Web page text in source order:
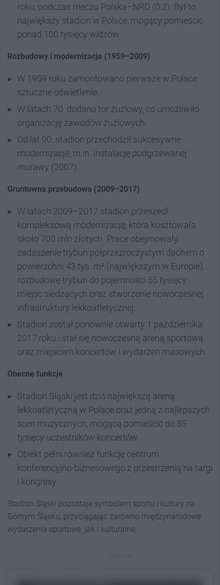
roku, podczas meczu Polska–NRD (0:2). Był to
największy stadion w Polsce, mogący pomieścić
ponad 100 tysięcy widzów.
Rozbudowy i modernizacje (1959–2009)
W 1959 roku zamontowano pierwsze w Polsce
sztuczne oświetlenie.
W latach 70. dodano tor żużlowy, co umożliwiło
organizację zawodów żużlowych.
Od lat 90. stadion przechodził sukcesywne
modernizacje, m.in. instalację podgrzewanej
murawy (2007).
Gruntowna przebudowa (2009–2017)
W latach 2009–2017 stadion przeszedł
kompleksową modernizację, która kosztowała
około 700 mln złotych. Prace obejmowały:
zadaszenie trybun półprzezroczystym dachem o
powierzchni 43 tys. m² (największym w Europie),
rozbudowę trybun do pojemności 55 tysięcy
miejsc siedzących oraz stworzenie nowoczesnej
infrastruktury lekkoatletycznej.
Stadion został ponownie otwarty 1 października
2017 roku i stał się nowoczesną areną sportową
oraz miejscem koncertów i wydarzeń masowych.
Obecne funkcje
Stadion Śląski jest dziś największą areną
lekkoatletyczną w Polsce oraz jedną z najlepszych
scen muzycznych, mogącą pomieścić do 85
tysięcy uczestników koncertów.
Obiekt pełni również funkcję centrum
konferencyjno-biznesowego z przestrzenią na targi
i kongresy.
Stadion Śląski pozostaje symbolem sportu i kultury na
Górnym Śląsku, przyciągając zarówno międzynarodowe
wydarzenia sportowe, jak i kulturalne.